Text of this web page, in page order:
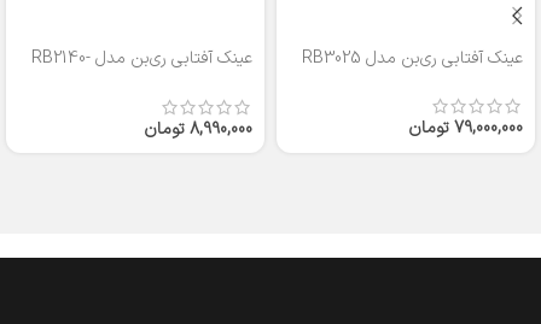
عینک آفتابی ری‌بن مدل RB3025
79,000,000تومان
عینک آفتابی ری‌بن مدل RB2140-
8,990,000تومان